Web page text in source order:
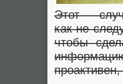
Этот
как не
чтобы
проактивен,